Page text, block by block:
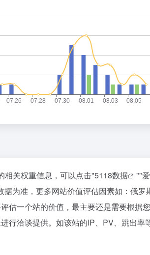
相关权重信息，可以点击"5118数据 ""
为准，更多网站价值评估因素如：俄罗
估一个站的价值，最主要还是需要根据
行洽谈提供。如该站的IP、PV、跳出率